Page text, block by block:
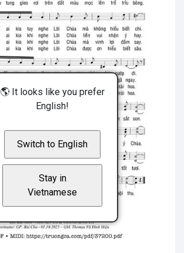
🌎 It looks like you prefer
English!
Switch to English
Stay in
Vietnamese